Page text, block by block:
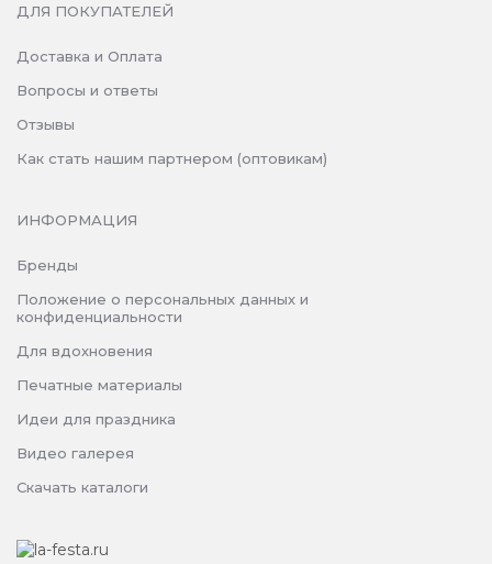
ДЛЯ ПОКУПАТЕЛЕЙ
Доставка и Оплата
Вопросы и ответы
Отзывы
Как стать нашим партнером (оптовикам)
ИНФОРМАЦИЯ
Бренды
Положение о персональных данных и
конфиденциальности
Для вдохновения
Печатные материалы
Идеи для праздника
Видео галерея
Скачать каталоги